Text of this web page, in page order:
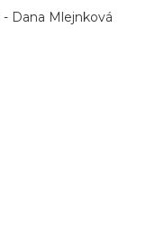
Dana Mlejnková